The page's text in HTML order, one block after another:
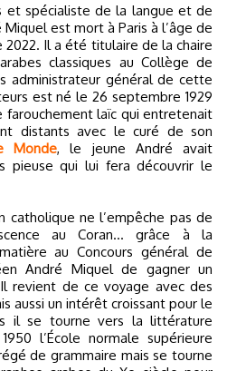
est mort à Paris à l’âge de
2022. Il a été titulaire de la chaire
classiques au Collège de
administrateur général de cette
est né le 26 septembre 1929
farouchement laïc qui entretenait
distants avec le curé de son
Monde, le jeune André avait
pieuse qui lui fera découvrir le
catholique ne l’empêche pas de
au Coran… grâce à la
au Concours général de
André Miquel de gagner un
revient de ce voyage avec des
aussi un intérêt croissant pour le
il se tourne vers la littérature
l’École normale supérieure
de grammaire mais se tourne